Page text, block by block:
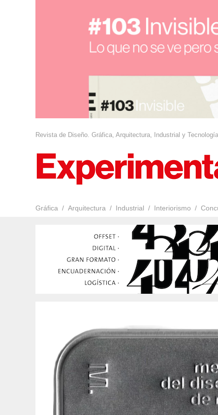
Revista de Diseño. Gráfica, Arquitectura, Industrial y Tecnología
Gráfica Arquitectura Industrial Interiorismo